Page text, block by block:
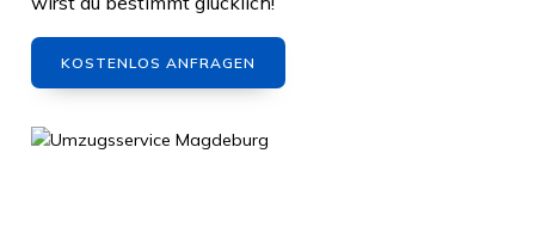
KOSTENLOS ANFRAGEN